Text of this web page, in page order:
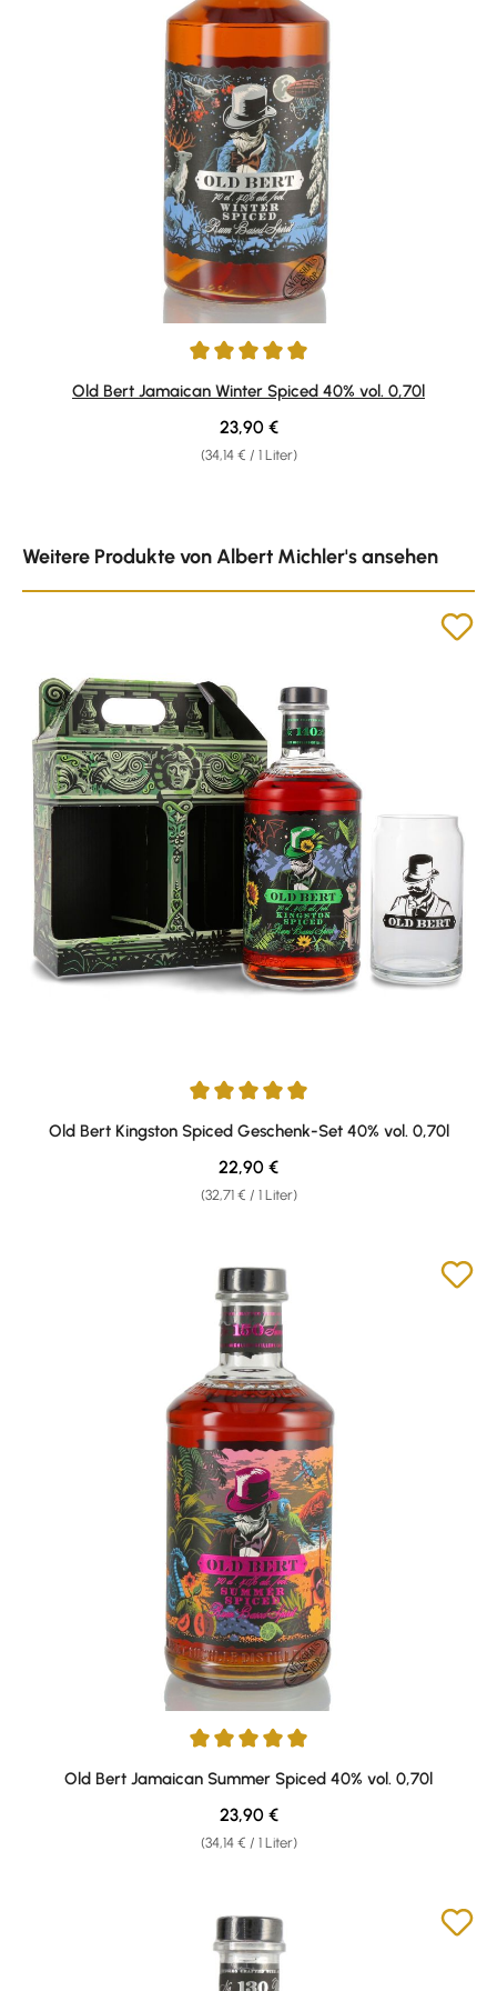
Durchschnittliche Bewertung von 5 von 5 Sternen
Old Bert Jamaican Winter Spiced 40% vol. 0,70l
(34,14 € / 1 Liter)
Regulärer Preis:
23,90 €
Weitere Produkte von Albert Michler's ansehen
Durchschnittliche Bewertung von 5 von 5 Sternen
Old Bert Kingston Spiced Geschenk-Set 40% vol. 0,70l
(32,71 € / 1 Liter)
Regulärer Preis:
22,90 €
Durchschnittliche Bewertung von 5 von 5 Sternen
Old Bert Jamaican Summer Spiced 40% vol. 0,70l
(34,14 € / 1 Liter)
Regulärer Preis:
23,90 €